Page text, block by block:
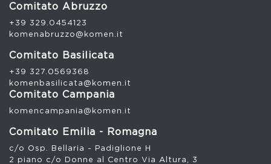
Comitato Abruzzo
+39 329.0454123
komenabruzzo@komen.it
Comitato Basilicata
+39 327.0569368
komenbasilicata@komen.it
Comitato Campania
komencampania@komen.it
Comitato Emilia - Romagna
c/o Osp. Bellaria - Padiglione H
2 piano c/o Donne al Centro Via Altura, 3